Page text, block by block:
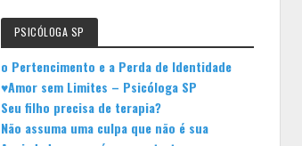
PSICÓLOGA SP
o Pertencimento e a Perda de Identidade
♥Amor sem Limites – Psicóloga SP
Seu filho precisa de terapia?
Não assuma uma culpa que não é sua